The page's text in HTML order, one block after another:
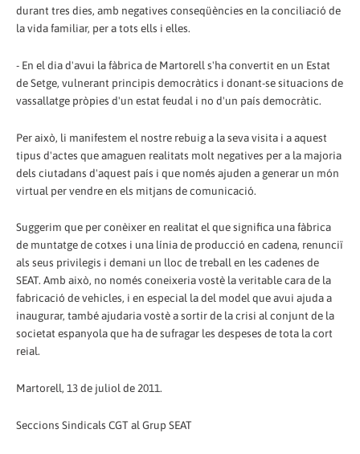
durant tres dies, amb negatives conseqüències en la conciliació de
la vida familiar, per a tots ells i elles.
- En el dia d'avui la fàbrica de Martorell s'ha convertit en un Estat
de Setge, vulnerant principis democràtics i donant-se situacions de
vassallatge pròpies d'un estat feudal i no d'un país democràtic.
Per això, li manifestem el nostre rebuig a la seva visita i a aquest
tipus d'actes que amaguen realitats molt negatives per a la majoria
dels ciutadans d'aquest país i que només ajuden a generar un món
virtual per vendre en els mitjans de comunicació.
Suggerim que per conèixer en realitat el que significa una fàbrica
de muntatge de cotxes i una línia de producció en cadena, renunciï
als seus privilegis i demani un lloc de treball en les cadenes de
SEAT. Amb això, no només coneixeria vostè la veritable cara de la
fabricació de vehicles, i en especial la del model que avui ajuda a
inaugurar, també ajudaria vostè a sortir de la crisi al conjunt de la
societat espanyola que ha de sufragar les despeses de tota la cort
reial.
Martorell, 13 de juliol de 2011.
Seccions Sindicals CGT al Grup SEAT